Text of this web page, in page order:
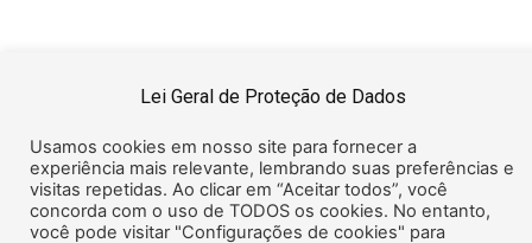
Lei Geral de Proteção de Dados
Usamos cookies em nosso site para fornecer a
experiência mais relevante, lembrando suas preferências e
visitas repetidas. Ao clicar em “Aceitar todos”, você
concorda com o uso de TODOS os cookies. No entanto,
você pode visitar "Configurações de cookies" para
t=eyJiIjogOTI5LCAiZSI6ICJjbGljayJ9 Pixel Click Tracking
t=eyJiIjogOTI5LCAiZSI6ICJjbGljayJ9